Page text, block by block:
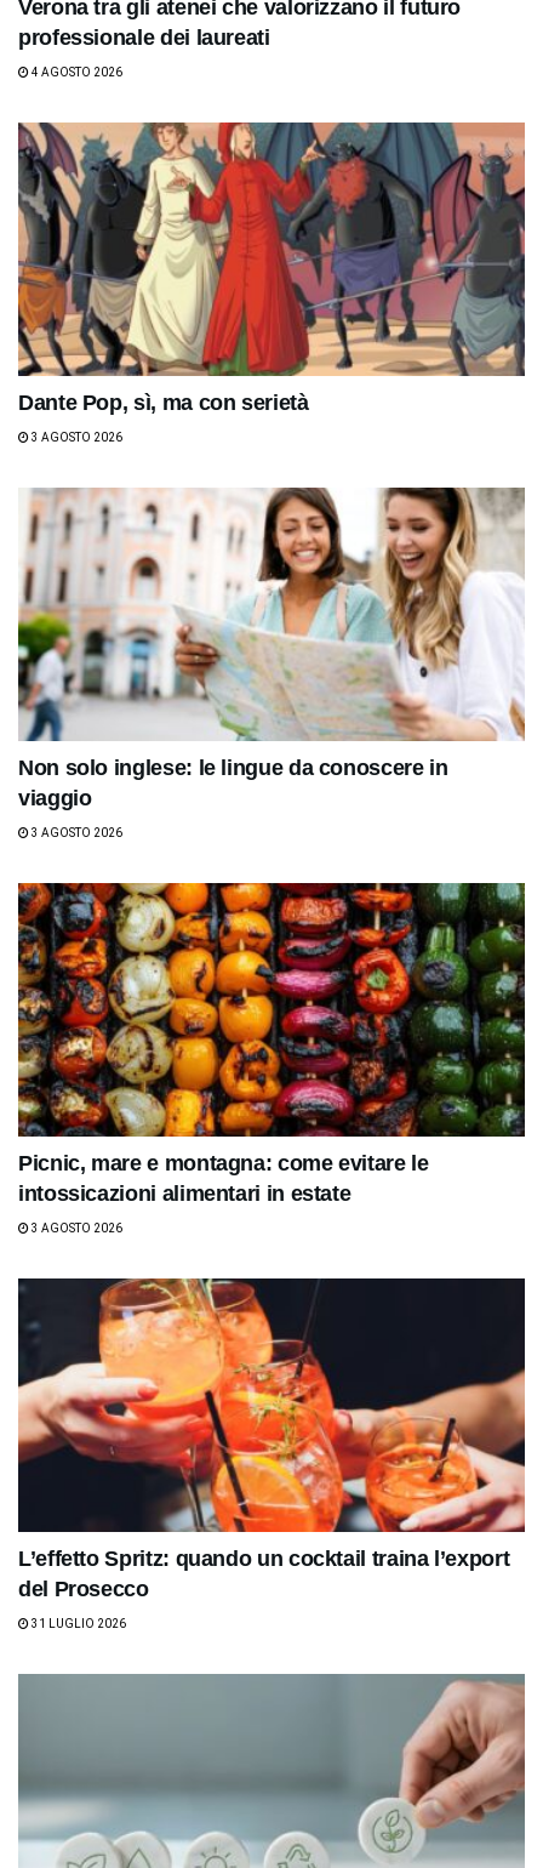
Verona tra gli atenei che valorizzano il futuro
professionale dei laureati
4 AGOSTO 2026
Dante Pop, sì, ma con serietà
3 AGOSTO 2026
Non solo inglese: le lingue da conoscere in
viaggio
3 AGOSTO 2026
Picnic, mare e montagna: come evitare le
intossicazioni alimentari in estate
3 AGOSTO 2026
L’effetto Spritz: quando un cocktail traina l’export
del Prosecco
31 LUGLIO 2026